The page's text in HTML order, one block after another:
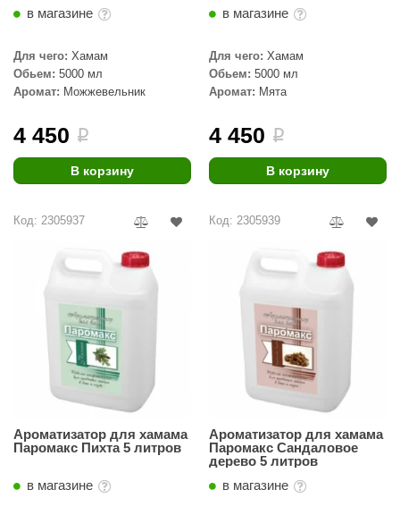
тепла
камень
в магазине
Для чего: Хамам
Обьем: 5000 мл
Аромат: Можжевельник
4 450 i
В корзину
в магазине
Для чего: Хамам
Обьем: 5000 мл
Аромат: Мята
4 450 i
В корзину
Код: 2305937
Ароматизатор для хамама
Паромакс Пихта 5 литров
в магазине
Код: 2305939
Ароматизатор для хамама
Паромакс Сандаловое
дерево 5 литров
в магазине